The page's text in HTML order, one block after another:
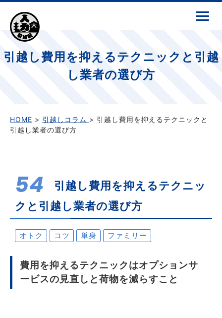
引越し費用を抑えるテクニックと引越
し業者の選び方
HOME > 引越しコラム > 引越し費用を抑えるテクニックと
引越し業者の選び方
54
引越し費用を抑えるテクニッ
クと引越し業者の選び方
オトク コツ 単身 ファミリー
費用を抑えるテクニックはオプションサ
ービスの見直しと荷物を減らすこと